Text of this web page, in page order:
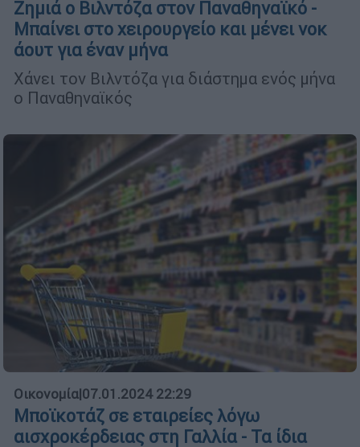
Ζημιά ο Βιλντόζα στον Παναθηναϊκό -
Μπαίνει στο χειρουργείο και μένει νοκ
άουτ για έναν μήνα
Χάνει τον Βιλντόζα για διάστημα ενός μήνα
ο Παναθηναϊκός
Οικονομία|07.01.2024 22:29
Μποϊκοτάζ σε εταιρείες λόγω
αισχροκέρδειας στη Γαλλία - Τα ίδια